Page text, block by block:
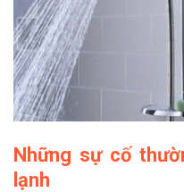
Những sự cố
lạnh